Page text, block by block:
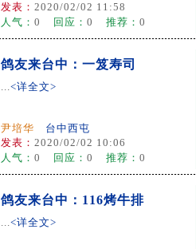
发表： 2020/02/02 11:58
人气： 0 回应： 0 推荐： 0
鸽友来台中：一笈寿司
...<详全文>
尹培华
台中西屯
发表： 2020/02/02 10:06
人气： 0 回应： 0 推荐： 0
鸽友来台中：116烤牛排
...<详全文>